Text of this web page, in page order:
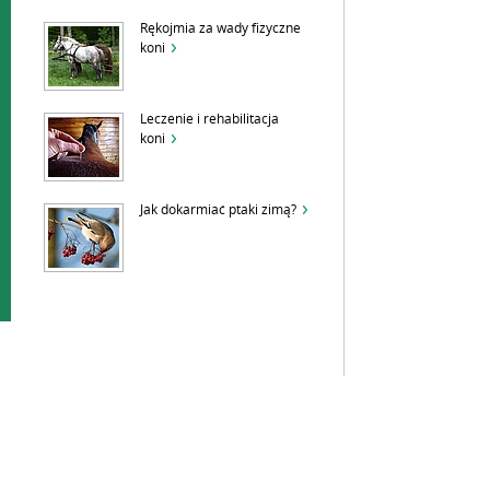
Rękojmia za wady fizyczne
koni
Leczenie i rehabilitacja
koni
Jak dokarmiać ptaki zimą?